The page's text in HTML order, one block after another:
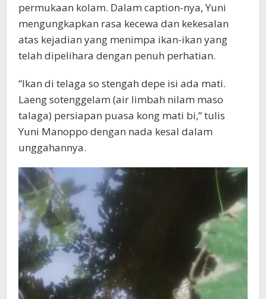
permukaan kolam. Dalam caption-nya, Yuni
mengungkapkan rasa kecewa dan kekesalan
atas kejadian yang menimpa ikan-ikan yang
telah dipelihara dengan penuh perhatian.
“Ikan di telaga so stengah depe isi ada mati.
Laeng sotenggelam (air limbah nilam maso
talaga) persiapan puasa kong mati bi,” tulis
Yuni Manoppo dengan nada kesal dalam
unggahannya.